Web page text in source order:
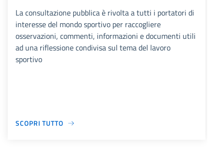
La consultazione pubblica è rivolta a tutti i portatori di
interesse del mondo sportivo per raccogliere
osservazioni, commenti, informazioni e documenti utili
ad una riflessione condivisa sul tema del lavoro
sportivo
SCOPRI TUTTO